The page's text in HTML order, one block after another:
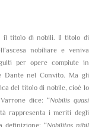
il titolo di nobili. Il titolo di
nobiliare e veniva
per opere compiute in
Dante nel Convito. Ma gli
del titolo di nobile, cioè lo
Varrone dice: “Nobilis quasi
rappresenta i meriti degli
definizione: “Nobilitas nihil